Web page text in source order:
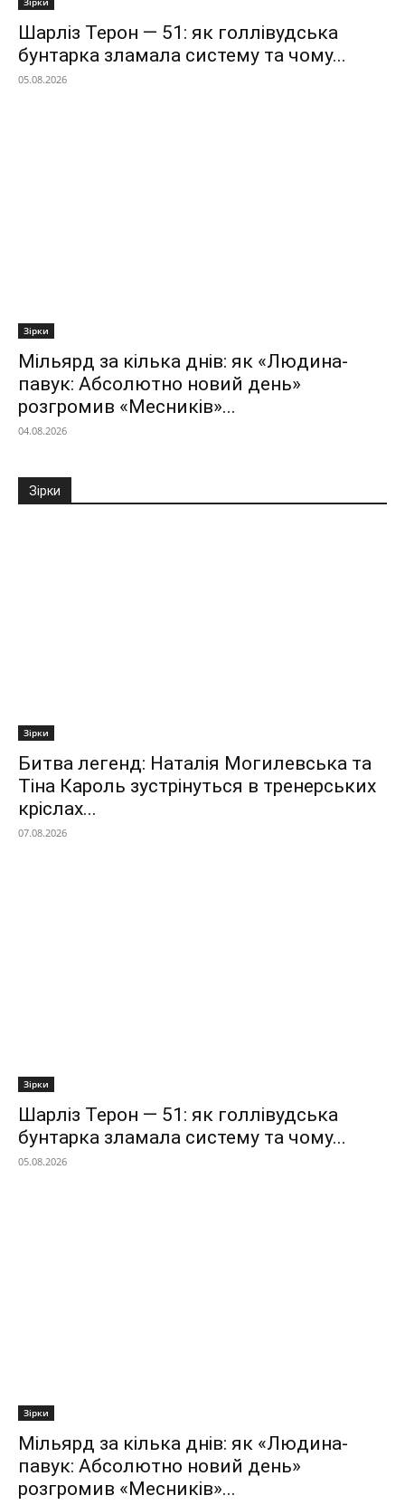
Шарліз Терон — 51: як голлівудська
бунтарка зламала систему та чому...
05.08.2026
Зірки
Мільярд за кілька днів: як «Людина-
павук: Абсолютно новий день»
розгромив «Месників»...
04.08.2026
Зірки
Зірки
Битва легенд: Наталія Могилевська та
Тіна Кароль зустрінуться в тренерських
кріслах...
07.08.2026
Зірки
Шарліз Терон — 51: як голлівудська
бунтарка зламала систему та чому...
05.08.2026
Зірки
Мільярд за кілька днів: як «Людина-
павук: Абсолютно новий день»
розгромив «Месників»...